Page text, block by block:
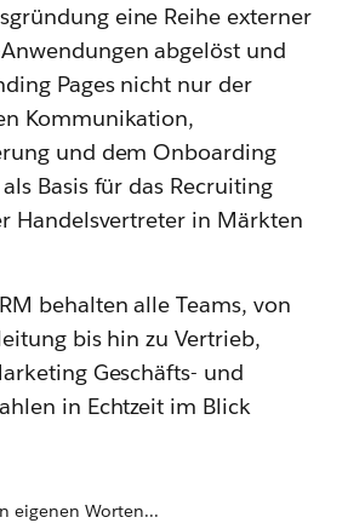
eine Reihe externer
abgelöst und
Pages nicht nur der
Kommunikation,
und dem Onboarding
Basis für das Recruiting
Handelsvertreter in Märkten
behalten alle Teams, von
bis hin zu Vertrieb,
Geschäfts- und
in Echtzeit im Blick
eigenen Worten...